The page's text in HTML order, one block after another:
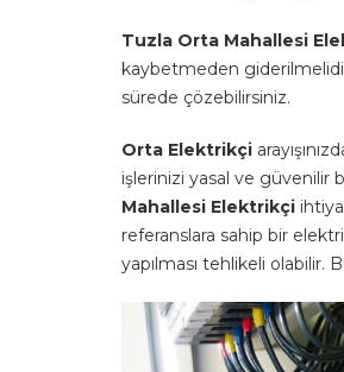
Tuzla Orta Mahallesi
kaybetmeden
sürede çözebilirsiniz.
Orta Elektrikçi
işlerinizi yasal ve güvenilir
Mahallesi Elektrikçi
referanslara sahip bir
yapılması tehlikeli